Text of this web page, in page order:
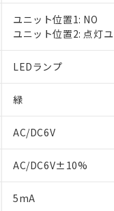
ユニット位置1: NO
ユニット位置2: 点灯
LEDランプ
緑
AC/DC6V
AC/DC6V±10%
5mA
ご利用条件
本サービス
くものです。
当社制御機
在庫状況お
対応済み：EU
対応予定：EU
対応予定なし：
非該当品：ライセ
仕入先様の事情に
*EU RoHS指令（10物質
鉛(Pb) 1000ppm以下、
六価クロム(Cr(Ⅵ))
フタル酸ビス(2-エチル
ル（DBP） 1000ppm
但し、RoHS指令で産業
フタル酸エステル類の
※1 中国
「×」：最大均質
「－」：未確認で
Pb(鉛) :1000ppm、 Hg(
DEHP(フタル酸ビス(2-
当社は、こ
う）を輸出
などの必要
当社は規制
記
号
○ 一定数